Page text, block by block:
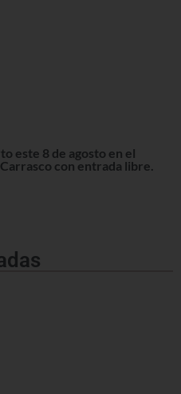
este 8 de agosto en el
con entrada libre.